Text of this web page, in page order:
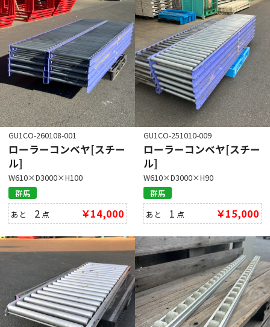
GU1CO-260108-001
ローラーコンベヤ[スチー
ル]
W610×D3000×H100
群馬
あと 2 点 ￥14,000
GU1CO-251010-009
ローラーコンベヤ[スチー
ル]
W610×D3000×H90
群馬
あと 1 点 ￥15,000